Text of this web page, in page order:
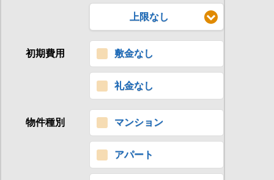
上限なし
初期費用 敷金なし
礼金なし
物件種別 マンション
アパート